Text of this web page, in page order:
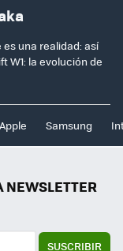
una realidad: así
W1: la evolución de
Apple Samsung
SUSCRIBIR